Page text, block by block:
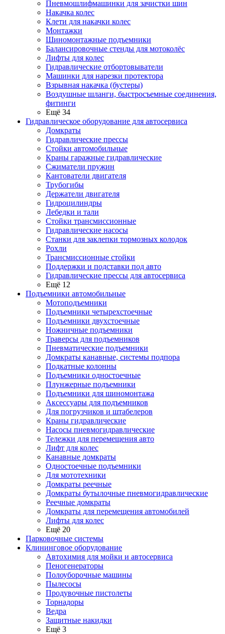
Пневмошлифмашинки для зачистки шин
Накачка колес
Клети для накачки колес
Монтажки
Шиномонтажные подъемники
Балансировочные стенды для мотоколёс
Лифты для колес
Гидравлические отбортовыватели
Машинки для нарезки протектора
Взрывная накачка (бустеры)
Воздушные шланги, быстросъемные соединения,
фитинги
Ещё 34
Гидравлическое оборудование для автосервиса
Домкраты
Гидравлические прессы
Стойки автомобильные
Краны гаражные гидравлические
Сжиматели пружин
Кантователи двигателя
Трубогибы
Держатели двигателя
Гидроцилиндры
Лебедки и тали
Стойки трансмиссионные
Гидравлические насосы
Cтанки для заклепки тормозных колодок
Рохли
Трансмиссионные стойки
Поддержки и подставки под авто
Гидравлические прессы для автосервиса
Ещё 12
Подъемники автомобильные
Мотоподъемники
Подъемники четырехстоечные
Подъемники двухстоечные
Ножничные подъемники
Траверсы для подъемников
Пневматические подъемники
Домкраты канавные, системы подпора
Подкатные колонны
Подъемники одностоечные
Плунжерные подъемники
Подъемники для шиномонтажа
Аксессуары для подъемников
Для погрузчиков и штабелеров
Краны гидравлические
Насосы пневмогидравлические
Тележки для перемещения авто
Лифт для колес
Канавные домкраты
Одностоечные подъемники
Для мототехники
Домкраты реечные
Домкраты бутылочные пневмогидравлические
Реечные домкраты
Домкраты для перемещения автомобилей
Лифты для колес
Ещё 20
Парковочные системы
Клининговое оборудование
Автохимия для мойки и автосервиса
Пеногенераторы
Полоуборочные машины
Пылесосы
Продувочные пистолеты
Торнадоры
Ведра
Защитные накидки
Ещё 3